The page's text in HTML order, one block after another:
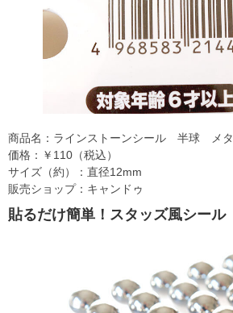
商品名：ラインストーンシール 半球 メタ
価格：￥110（税込）
サイズ（約）：直径12mm
販売ショップ：キャンドゥ
貼るだけ簡単！スタッズ風シール